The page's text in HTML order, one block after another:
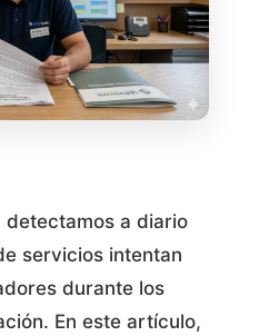
detectamos a diario
servicios intentan
durante los
En este artículo,